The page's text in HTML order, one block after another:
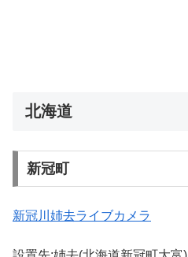
北海道
新冠町
新冠川姉去ライブカメラ